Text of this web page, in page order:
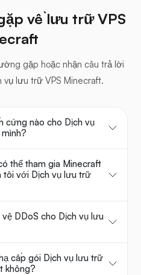
về lưu trữ VPS
gặp hoặc nhận câu trả lời
vụ lưu trữ VPS Minecraft.
cứng nào cho Dịch vụ
thể tham gia Minecraft
tôi với Dịch vụ lưu trữ
DDoS cho Dịch vụ lưu
cấp gói Dịch vụ lưu trữ
không?